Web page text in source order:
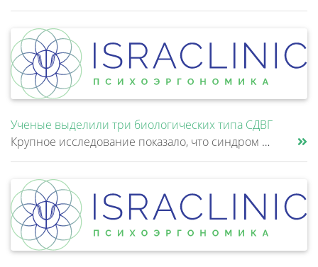
Ученые выделили три биологических типа СДВГ
Крупное исследование показало, что синдром дефицита внимания и гиперактивности (СДВГ) может включать не два, а три биоло......